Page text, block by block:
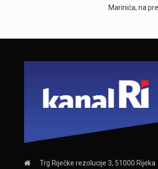
Marinića, na
Trg Riječke rezolucije 3, 51000 Rijeka